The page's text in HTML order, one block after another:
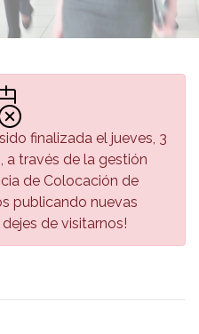
finalizada el jueves, 3
a través de la gestión
de Colocación de
publicando nuevas
de visitarnos!